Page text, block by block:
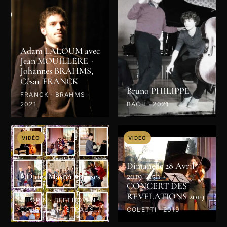
Adam LALOUM avec
Jean MOUILLÈRE -
Johannes BRAHMS,
César FRANCK
FRANCK · BRAHMS ·
2021
Bruno PHILIPPE
BACH · 2021
VIDÉO
CD des Master Classes
2019
CHOPIN · BEETHOVEN ·
COLETTI · R. STRAUSS
· PROKOFIEV · MOZART
VIDÉO
Dimanche 28 Avril
2019 - 15h -
CONCERT DES
REVELATIONS 2019
COLETTI · 2019